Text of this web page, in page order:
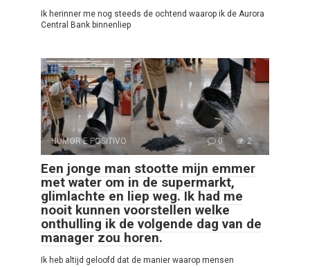
Ik herinner me nog steeds de ochtend waarop ik de Aurora
Central Bank binnenliep
HUMOR E POSITIVO 0 2
Een jonge man stootte mijn emmer
met water om in de supermarkt,
glimlachte en liep weg. Ik had me
nooit kunnen voorstellen welke
onthulling ik de volgende dag van de
manager zou horen.
Ik heb altijd geloofd dat de manier waarop mensen